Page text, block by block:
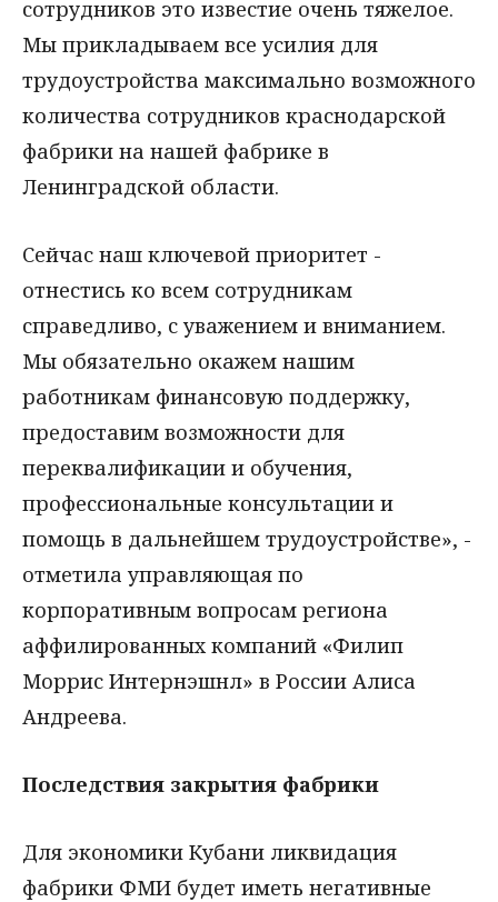
сотрудников это известие очень тяжелое.
Мы прикладываем все усилия для
трудоустройства максимально возможного
количества сотрудников краснодарской
фабрики на нашей фабрике в
Ленинградской области.
Сейчас наш ключевой приоритет -
отнестись ко всем сотрудникам
справедливо, с уважением и вниманием.
Мы обязательно окажем нашим
работникам финансовую поддержку,
предоставим возможности для
переквалификации и обучения,
профессиональные консультации и
помощь в дальнейшем трудоустройстве», -
отметила управляющая по
корпоративным вопросам региона
аффилированных компаний «Филип
Моррис Интернэшнл» в России Алиса
Андреева.
Последствия закрытия фабрики
Для экономики Кубани ликвидация
фабрики ФМИ будет иметь негативные